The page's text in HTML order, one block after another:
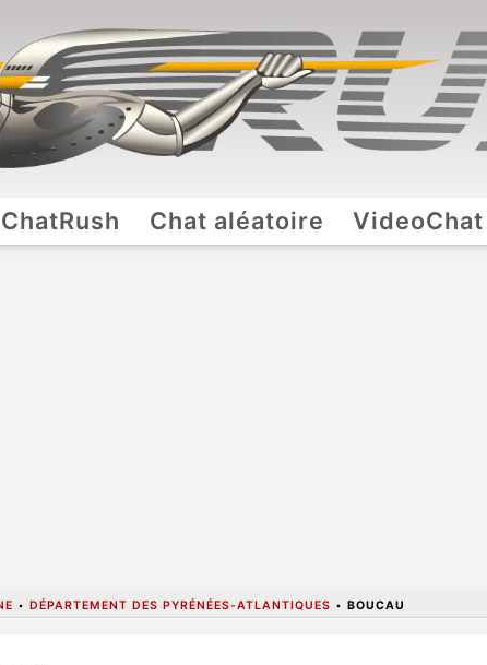
ChatRush Chat aléatoire VideoChat
• DÉPARTEMENT DES PYRÉNÉES-ATLANTIQUES • BOUCAU